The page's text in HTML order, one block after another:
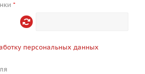
*
персональных данных